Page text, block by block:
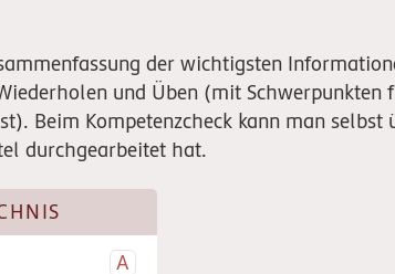
der wichtigsten
und Üben (mit Schwerpunkten
Beim Kompetenzcheck kann man selbst
durchgearbeitet hat.